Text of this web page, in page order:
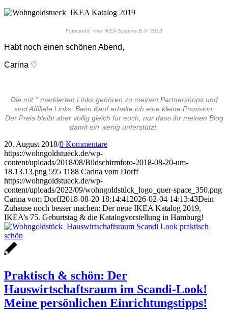
Fotocredit: Inter IKEA Systems B.V. 2018
Habt noch einen schönen Abend,
Carina ♡
Die mit ° markierten Links gehören zu meinen Partnershops und
sind Affiliate Links. Beim Kauf erhalte ich eine kleine Provision.
Der Preis bleibt aber völlig gleich für euch, nur dass ihr meinen Blog
damit ein wenig unterstützt.
20. August 2018/0 Kommentare
https://wohngoldstueck.de/wp-
content/uploads/2018/08/Bildschirmfoto-2018-08-20-um-
18.13.13.png 595 1188 Carina vom Dorff
https://wohngoldstueck.de/wp-
content/uploads/2022/09/wohngoldstück_logo_quer-space_350.png
Carina vom Dorff2018-08-20 18:14:41 2026-02-04 14:13:43Dein
Zuhause noch besser machen: Der neue IKEA Katalog 2019,
IKEA’s 75. Geburtstag & die Katalogvorstellung in Hamburg!
Praktisch & schön: Der
Hauswirtschaftsraum im Scandi-Look!
Meine persönlichen Einrichtungstipps!